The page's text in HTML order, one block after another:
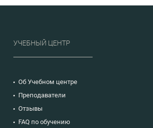
УЧЕБНЫЙ ЦЕНТР
Об Учебном центре
Преподаватели
Отзывы
FAQ по обучению